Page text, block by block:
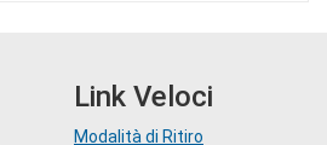
Link Veloci
Modalità di Ritiro